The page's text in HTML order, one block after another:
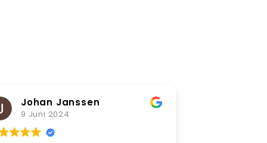
Johan Janssen
9 Juni 2024